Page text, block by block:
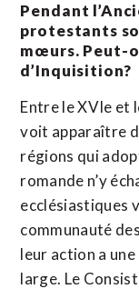
Pendant
protestants
mœurs. Peut-
d’Inquisition?
Entre le XVIe et
voit apparaître
régions qui
romande n’y
ecclésiastiques
communauté
leur action a
large. Le